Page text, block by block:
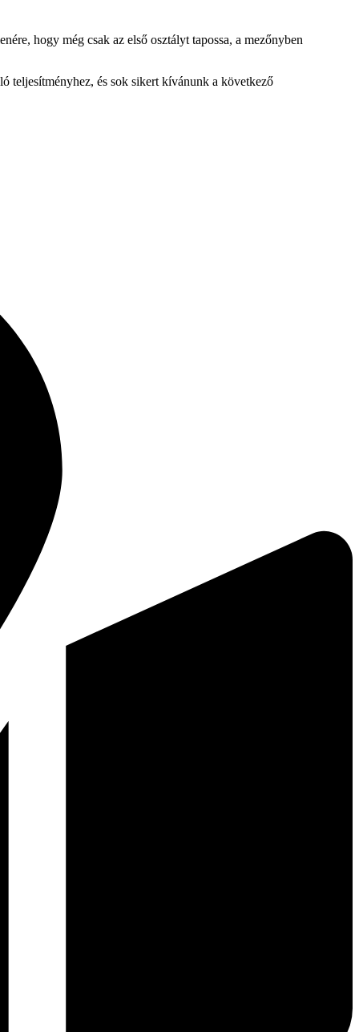
hogy még csak az első osztályt tapossa, a mezőnyben
teljesítményhez, és sok sikert kívánunk a következő